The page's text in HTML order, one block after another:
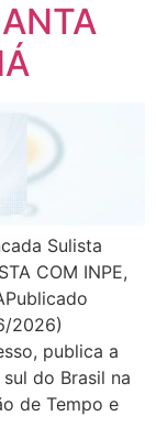
Sulista
COM INPE,
2026)
publica a
do Brasil na
de Tempo e